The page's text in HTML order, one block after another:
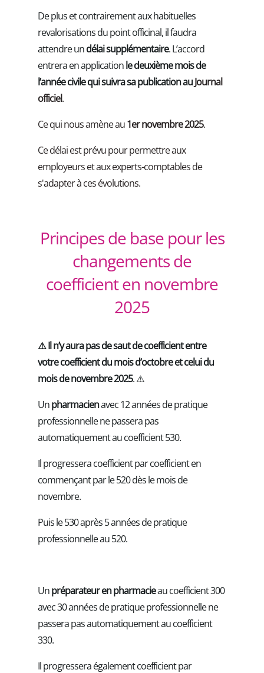
De plus et contrairement aux habituelles
revalorisations du point officinal, il faudra
attendre undélai supplémentaire. L’accord
entrera en applicationle deuxième mois de
l’année civile qui suivra sa publication auJournal
officiel.
Ce qui nous amène au1er novembre 2025.
Ce délai est prévu pour permettre aux
employeurs et aux experts-comptables de
s'adapter à ces évolutions.
Principes de base pour les
changements de
coefficient en novembre
2025
⚠️ Il n’y aura pas de saut de coefficient entre
votre coefficient du mois d’octobre et celui du
mois de novembre 2025. ⚠️
Unpharmacienavec 12 années de pratique
professionnelle ne passera pas
automatiquement au coefficient 530.
Il progressera coefficient par coefficient en
commençant par le 520 dès le mois de
novembre.
Puis le 530 après 5 années de pratique
professionnelle au 520.
Unpréparateur en pharmacieau coefficient 300
avec 30 années de pratique professionnelle ne
passera pas automatiquement au coefficient
330.
Il progressera également coefficient par